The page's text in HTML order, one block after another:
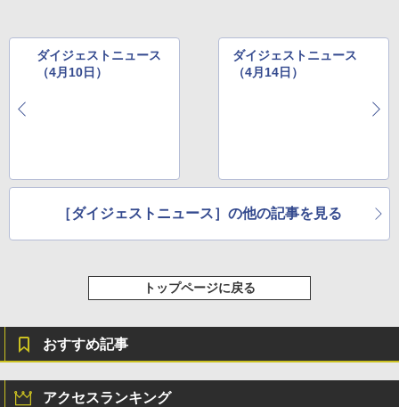
ダイジェストニュース
（4月10日）
ダイジェストニュース
（4月14日）
［ダイジェストニュース］の他の記事を見る
トップページに戻る
おすすめ記事
アクセスランキング